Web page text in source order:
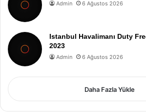
Admin 6 Ağustos 2026
Istanbul Havalimanı Duty
2023
Admin 6 Ağustos 2026
Daha Fazla Yükle